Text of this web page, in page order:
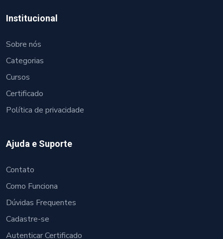
Institucional
Sobre nós
Categorias
Cursos
Certificado
Política de privacidade
Ajuda e Suporte
Contato
Como Funciona
Dúvidas Frequentes
Cadastre-se
Autenticar Certificado